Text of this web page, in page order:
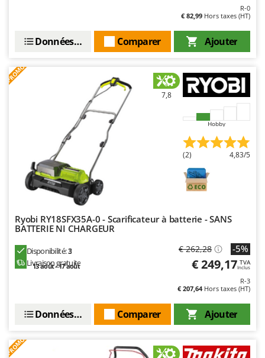
R-0
€ 82,99 Hors taxes (HT)
Ajouter
Comparer
Données techniques
PROMO
7,8
Hobby
(2) 4,83/5
Ryobi RY18SFX35A-0 - Scarificateur à batterie - SANS
BATTERIE NI CHARGEUR
Disponibilité:3
Livraison gratuite
13 août - 17 août
€ 262,28 -5%
€ 249,17 TVA
Inclus
R-3
€ 207,64Hors taxes (HT)
Ajouter
Comparer
Données techniques
PROMO